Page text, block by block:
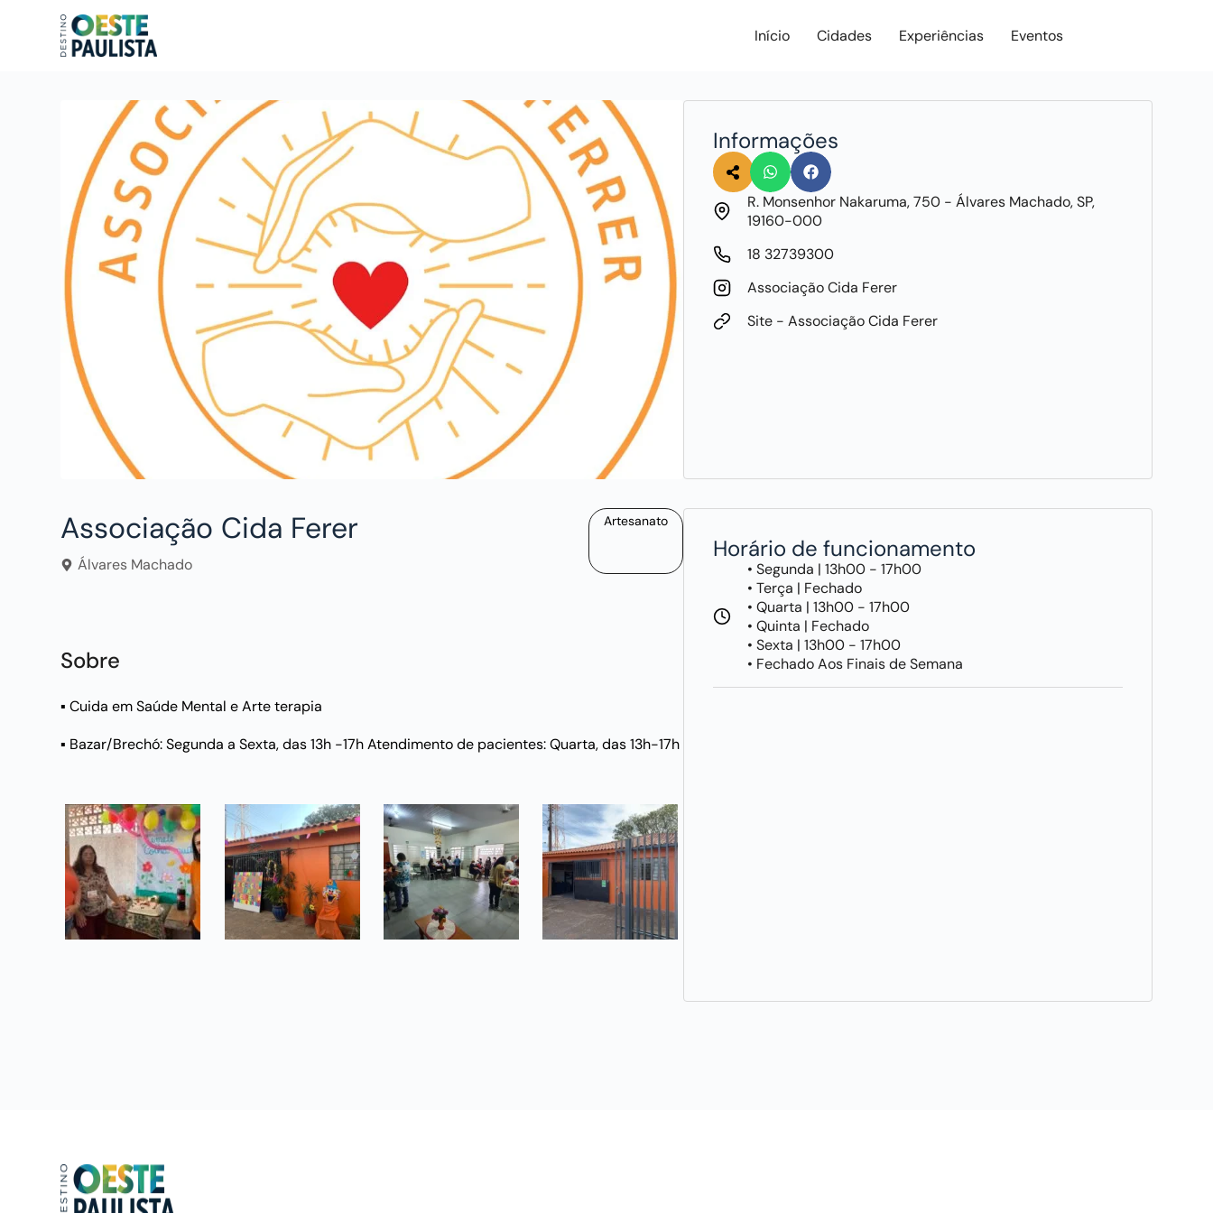
Início Cidades Experiências Eventos
Informações
R. Monsenhor Nakaruma, 750 - Álvares Machado, SP,
19160-000
18 32739300
Associação Cida Ferer
Site - Associação Cida Ferer
Associação Cida Ferer
Álvares Machado
Artesanato
Sobre
▪︎ Cuida em Saúde Mental e Arte terapia
▪︎ Bazar/Brechó: Segunda a Sexta, das 13h -17h Atendimento de pacientes: Quarta, das 13h-17h
Horário de funcionamento
• Segunda | 13h00 - 17h00
• Terça | Fechado
• Quarta | 13h00 - 17h00
• Quinta | Fechado
• Sexta | 13h00 - 17h00
• Fechado Aos Finais de Semana